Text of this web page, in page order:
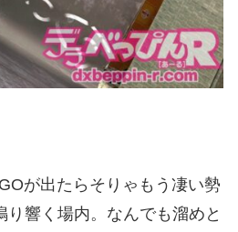
が出たらそりゃもう凄い勢
り響く場内。なんでも溜めと